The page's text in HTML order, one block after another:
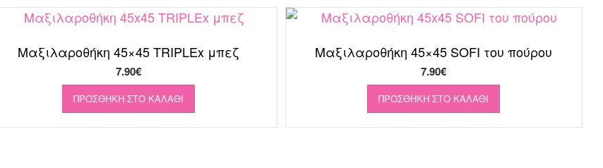
Μαξιλαροθήκη 45×45 TRIPLEx μπεζ
7.90€
ΠΡΟΣΘΉΚΗ ΣΤΟ ΚΑΛΆΘΙ
Μαξιλαροθήκη 45×45 SOFI του πούρου
7.90€
ΠΡΟΣΘΉΚΗ ΣΤΟ ΚΑΛΆΘΙ